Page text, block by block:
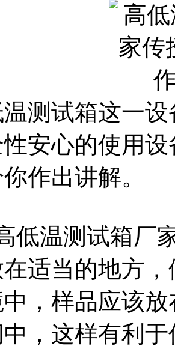
试箱这一设
安心的使用
作出讲解。
温测试箱厂家
适当的地方
，样品应该
，这样有利